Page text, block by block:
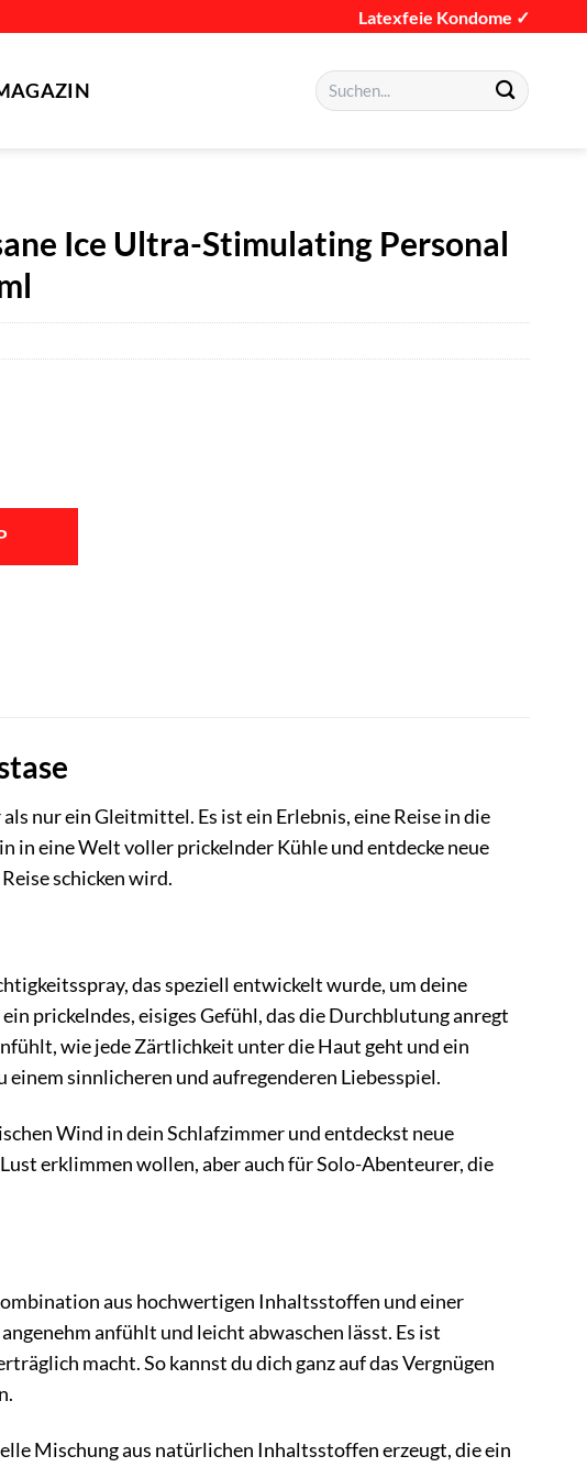
Latexfeie Kondome ✓
Suchen
nach:
Ice Ultra-Stimulating Personal
€.
nur ein Gleitmittel. Es ist ein Erlebnis, eine Reise in die
eine Welt voller prickelnder Kühle und entdecke neue
schicken wird.
das speziell entwickelt wurde, um deine
prickelndes, eisiges Gefühl, das die Durchblutung anregt
wie jede Zärtlichkeit unter die Haut geht und ein
sinnlicheren und aufregenderen Liebesspiel.
Wind in dein Schlafzimmer und entdeckst neue
erklimmen wollen, aber auch für Solo-Abenteurer, die
aus hochwertigen Inhaltsstoffen und einer
anfühlt und leicht abwaschen lässt. Es ist
macht. So kannst du dich ganz auf das Vergnügen
Mischung aus natürlichen Inhaltsstoffen erzeugt, die ein